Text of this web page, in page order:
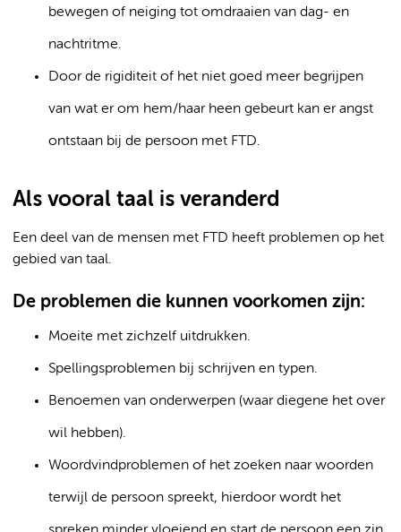
bewegen of neiging tot omdraaien van dag- en
nachtritme.
Door de rigiditeit of het niet goed meer begrijpen
van wat er om hem/haar heen gebeurt kan er angst
ontstaan bij de persoon met FTD.
Als vooral taal is veranderd
Een deel van de mensen met FTD heeft problemen op het
gebied van taal.
De problemen die kunnen voorkomen zijn:
Moeite met zichzelf uitdrukken.
Spellingsproblemen bij schrijven en typen.
Benoemen van onderwerpen (waar diegene het over
wil hebben).
Woordvindproblemen of het zoeken naar woorden
terwijl de persoon spreekt, hierdoor wordt het